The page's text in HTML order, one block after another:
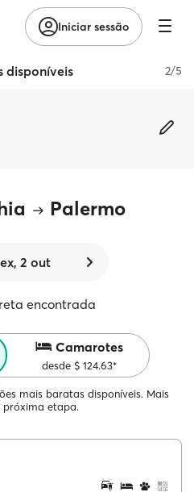
Iniciar sessão
disponíveis 2/5
Palermo
2 out
encontrada
Camarotes
desde $ 124.63*
mais baratas disponíveis. Mais
próxima etapa.